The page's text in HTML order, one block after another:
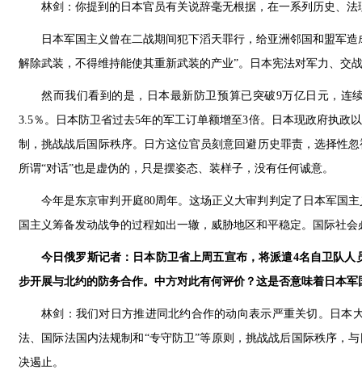
林剑：你提到的日本官员有关说辞毫无根据，在一系列历史、
日本军国主义曾在二战期间犯下滔天罪行，给亚洲邻国和盟军
解除武装，不得维持能使其重新武装的产业”。日本宪法对军力、交
然而我们看到的是，日本最新防卫预算已突破9万亿日元，连
3.5％。日本防卫省过去5年的军工订单额增至3倍。日本现政府执政
制，挑战战后国际秩序。日方这位官员刻意回避历史罪责，选择性
所谓“对话”也是虚伪的，只是摆姿态、装样子，没有任何诚意。
今年是东京审判开庭80周年。这场正义大审判判定了日本军国
国主义筹备发动战争的过程如出一辙，威胁地区和平稳定。国际社
今日俄罗斯记者：日本防卫省上周五宣布，将派遣4名自卫队
步开展与北约的防务合作。中方对此有何评价？这是否意味着日本
林剑：我们对日方推进同北约合作的动向表示严重关切。日本
法、国际法国内法规制和“专守防卫”等原则，挑战战后国际秩序，
决遏止。